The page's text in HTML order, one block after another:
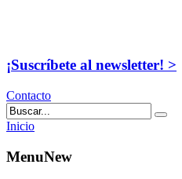
¡Suscríbete al newsletter! >
Contacto
Inicio
MenuNew